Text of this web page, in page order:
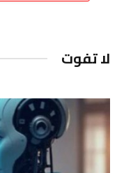
لا تفوت